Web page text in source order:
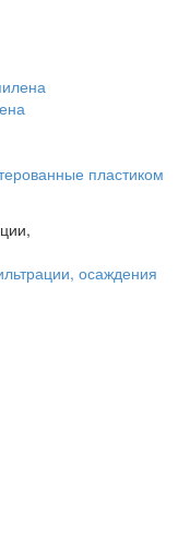
пластиком
осаждения